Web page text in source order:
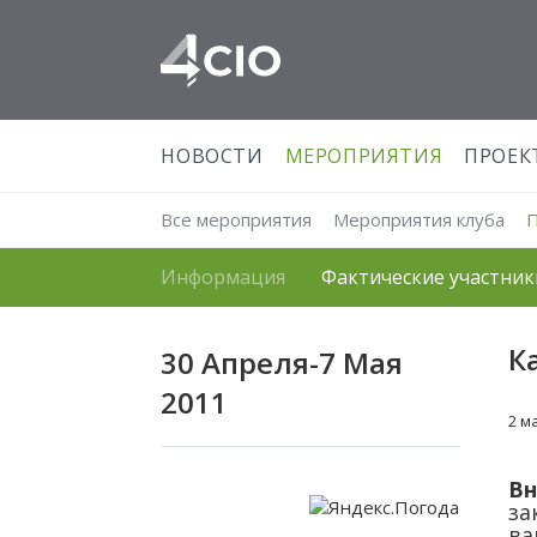
НОВОСТИ МЕРОПРИЯТИЯ
Все мероприятия Мероприятия клуба
Информация Фактические
30 Апреля-7 Мая
2011
2